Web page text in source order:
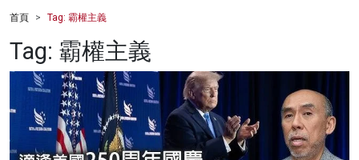
財經
健康
商業
首頁 Tag: 霸權主義
Tag: 霸權主義